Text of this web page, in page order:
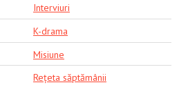
Interviuri
K-drama
Misiune
Rețeta săptămânii